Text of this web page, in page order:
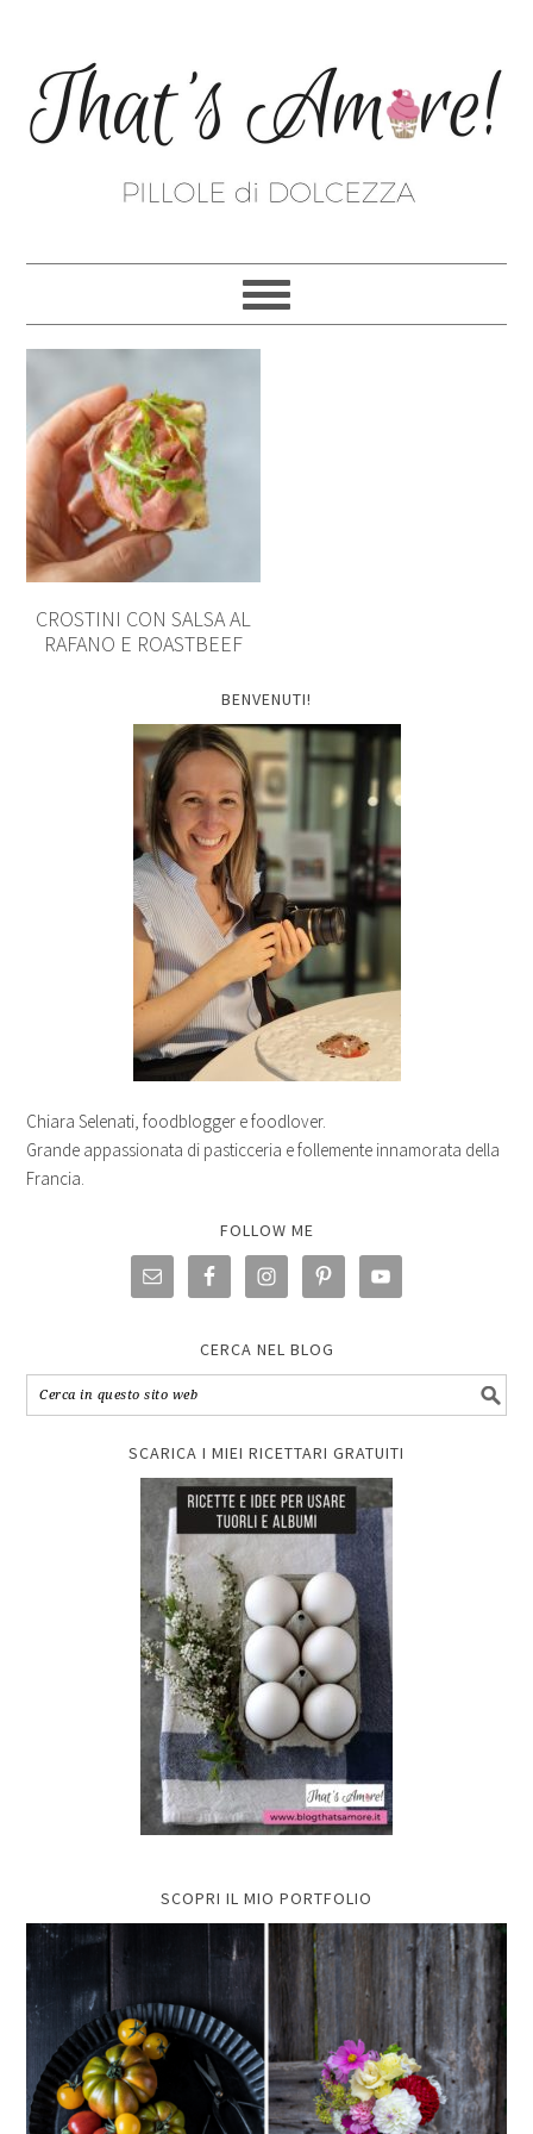
CROSTINI CON SALSA AL
RAFANO E ROASTBEEF
BENVENUTI!
Chiara Selenati, foodblogger e foodlover.
Grande appassionata di pasticceria e follemente innamorata della
Francia.
FOLLOW ME
CERCA NEL BLOG
SCARICA I MIEI RICETTARI GRATUITI
SCOPRI IL MIO PORTFOLIO